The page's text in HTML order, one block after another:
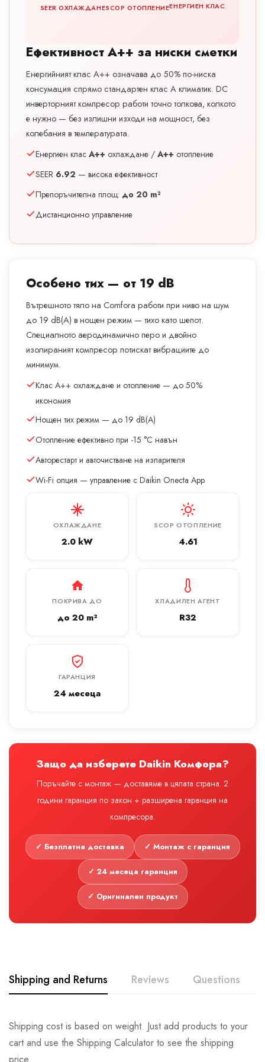
SEER ОХЛАЖДАНЕSCOP ОТОПЛЕНИЕЕНЕРГИЕН КЛАС
Ефективност A++ за ниски сметки
Енергийният клас A++ означава до 50% по-ниска
консумация спрямо стандартен клас A климатик. DC
инверторният компресор работи точно толкова, колкото
е нужно — без излишни изходи на мощност, без
колебания в температурата.
Енергиен клас A++ охлаждане / A++ отопление
SEER 6.92 — висока ефективност
Препоръчителна площ: до 20 m²
Дистанционно управление
Особено тих — от 19 dB
Вътрешното тяло на Comfora работи при ниво на шум
до 19 dB(A) в нощен режим — тихо като шепот.
Специалното аеродинамично перо и двойно
изолираният компресор потискат вибрациите до
минимум.
Клас A++ охлаждане и отопление — до 50%
икономия
Нощен тих режим — до 19 dB(A)
Отопление ефективно при -15 °C навън
Авторестарт и авточистване на изпарителя
Wi-Fi опция — управление с Daikin Onecta App
ОХЛАЖДАНЕ
2.0 kW
SCOP ОТОПЛЕНИЕ
4.61
ПОКРИВА ДО
до 20 m²
ХЛАДИЛЕН АГЕНТ
R32
ГАРАНЦИЯ
24 месеца
Защо да изберете Daikin Комфора?
Поръчайте с монтаж — доставяме в цялата страна. 2
години гаранция по закон + разширена гаранция на
компресора.
✓ Безплатна доставка ✓ Монтаж с гаранция
✓ 24 месеца гаранция
✓ Оригинален продукт
Shipping and Returns Reviews Questions
Shipping cost is based on weight. Just add products to your
cart and use the Shipping Calculator to see the shipping
price.